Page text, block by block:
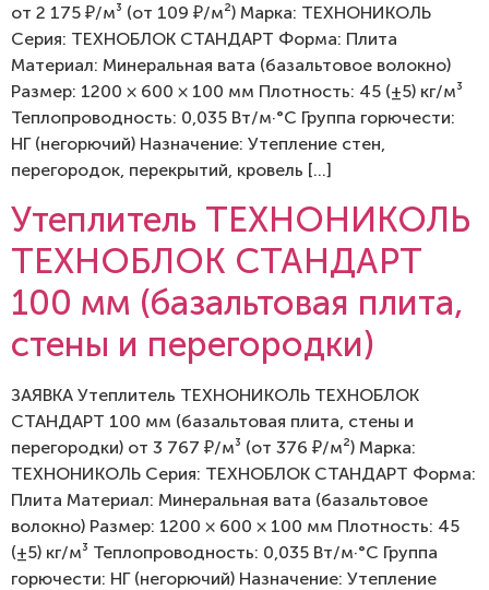
от 2 175 ₽/м³ (от 109 ₽/м²) Марка: ТЕХНОНИКОЛЬ
Серия: ТЕХНОБЛОК СТАНДАРТ Форма: Плита
Материал: Минеральная вата (базальтовое волокно)
Размер: 1200 × 600 × 100 мм Плотность: 45 (±5) кг/м³
Теплопроводность: 0,035 Вт/м·°C Группа горючести:
НГ (негорючий) Назначение: Утепление стен,
перегородок, перекрытий, кровель […]
Утеплитель ТЕХНОНИКОЛЬ
ТЕХНОБЛОК СТАНДАРТ
100 мм (базальтовая плита,
стены и перегородки)
ЗАЯВКА Утеплитель ТЕХНОНИКОЛЬ ТЕХНОБЛОК
СТАНДАРТ 100 мм (базальтовая плита, стены и
перегородки) от 3 767 ₽/м³ (от 376 ₽/м²) Марка:
ТЕХНОНИКОЛЬ Серия: ТЕХНОБЛОК СТАНДАРТ Форма:
Плита Материал: Минеральная вата (базальтовое
волокно) Размер: 1200 × 600 × 100 мм Плотность: 45
(±5) кг/м³ Теплопроводность: 0,035 Вт/м·°C Группа
горючести: НГ (негорючий) Назначение: Утепление